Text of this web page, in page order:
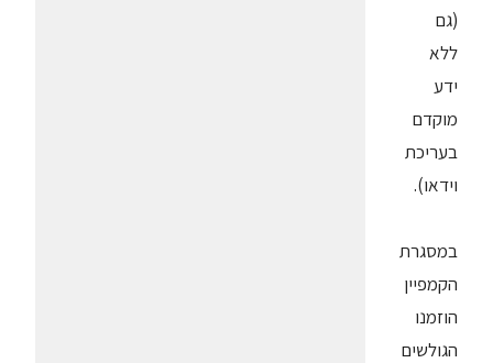
(גם
ללא
ידע
מוקדם
בעריכת
וידאו).
במסגרת
הקמפיין
הוזמנו
הגולשים